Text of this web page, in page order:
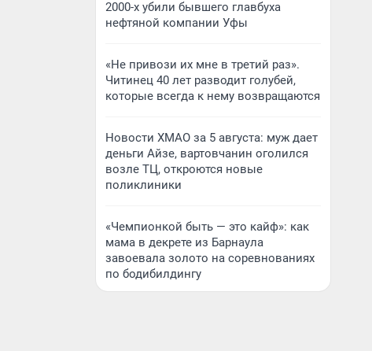
2000-х убили бывшего главбуха
нефтяной компании Уфы
«Не привози их мне в третий раз».
Читинец 40 лет разводит голубей,
которые всегда к нему возвращаются
Новости ХМАО за 5 августа: муж дает
деньги Айзе, вартовчанин оголился
возле ТЦ, откроются новые
поликлиники
«Чемпионкой быть — это кайф»: как
мама в декрете из Барнаула
завоевала золото на соревнованиях
по бодибилдингу